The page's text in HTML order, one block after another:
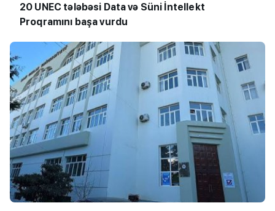
20 UNEC tələbəsi Data və Süni İntellekt
Proqramını başa vurdu